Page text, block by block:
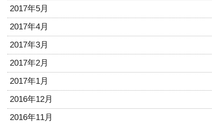
2017年5月
2017年4月
2017年3月
2017年2月
2017年1月
2016年12月
2016年11月